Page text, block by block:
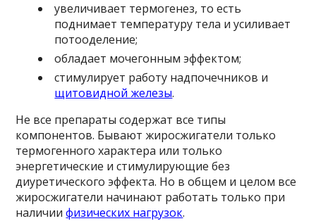
увеличивает термогенез, то есть
поднимает температуру тела и усиливает
потооделение;
обладает мочегонным эффектом;
стимулирует работу надпочечников и
щитовидной железы.
Не все препараты содержат все типы
компонентов. Бывают жиросжигатели только
термогенного характера или только
энергетические и стимулирующие без
диуретического эффекта. Но в общем и целом все
жиросжигатели начинают работать только при
наличиифизических нагрузок.